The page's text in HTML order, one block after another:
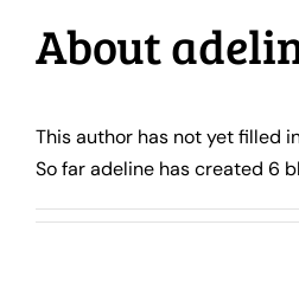
Vivre & Habiter
Loisirs & Découvertes
About
This author has not yet filled
So far adeline has created 6